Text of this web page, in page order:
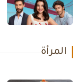
المرأة